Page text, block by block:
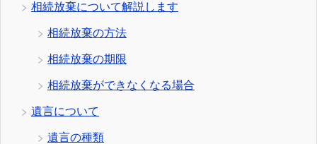
相続放棄について解説します
相続放棄の方法
相続放棄の期限
相続放棄ができなくなる場合
遺言について
遺言の種類